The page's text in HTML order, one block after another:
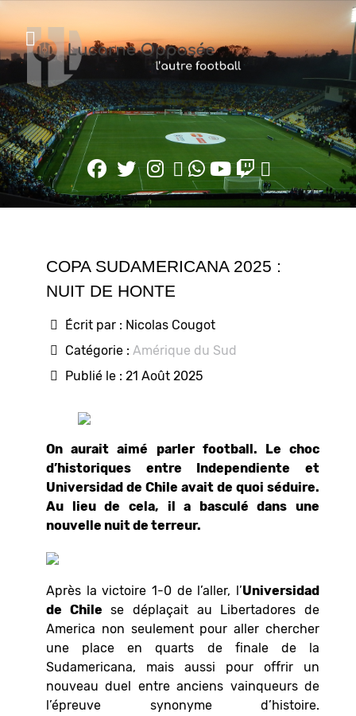
COPA SUDAMERICANA 2025 :
NUIT DE HONTE
Écrit par : Nicolas Cougot
Catégorie : Amérique du Sud
Publié le : 21 Août 2025
On aurait aimé parler football. Le choc
d’historiques entre Independiente et
Universidad de Chile avait de quoi séduire.
Au lieu de cela, il a basculé dans une
nouvelle nuit de terreur.
Après la victoire 1-0 de l’aller, l’Universidad
de Chile se déplaçait au Libertadores de
America non seulement pour aller chercher
une place en quarts de finale de la
Sudamericana, mais aussi pour offrir un
nouveau duel entre anciens vainqueurs de
l’épreuve synonyme d’histoire.